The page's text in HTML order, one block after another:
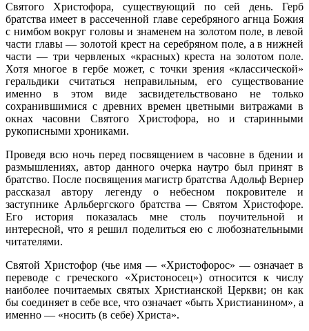
Святого Христофора, существующий по сей день. Герб
братства имеет в рассеченной главе серебряного агнца Божия
с нимбом вокруг головы и знаменем на золотом поле, в левой
части главы — золотой крест на серебряном поле, а в нижней
части — три червленых «красных) креста на золотом поле.
Хотя многое в гербе может, с точки зрения «классической»
геральдики считаться неправильным, его существование
именно в этом виде засвидетельствовано не только
сохранившимися с древних времен цветными витражами в
окнах часовни Святого Христофора, но и старинными
рукописными хрониками.
Проведя всю ночь перед посвящением в часовне в бдении и
размышлениях, автор данного очерка наутро был принят в
братство. После посвящения магистр братства Адольф Вернер
рассказал автору легенду о небесном покровителе и
заступнике Арльбергского братства — Святом Христофоре.
Его история показалась мне столь поучительной и
интересной, что я решил поделиться ею с любознательными
читателями.
Святой Христофор (чье имя — «Христофорос» — означает в
переводе с греческого «Христоносец») относится к числу
наиболее почитаемых святых Христианской Церкви; он как
бы соединяет в себе все, что означает «быть Христианином», а
именно — «носить (в себе) Христа».